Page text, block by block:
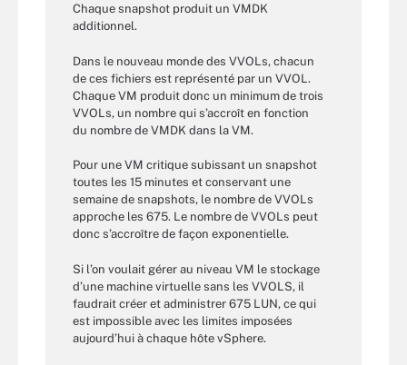
Chaque snapshot produit un VMDK
additionnel.
Dans le nouveau monde des VVOLs, chacun
de ces fichiers est représenté par un VVOL.
Chaque VM produit donc un minimum de trois
VVOLs, un nombre qui s’accroît en fonction
du nombre de VMDK dans la VM.
Pour une VM critique subissant un snapshot
toutes les 15 minutes et conservant une
semaine de snapshots, le nombre de VVOLs
approche les 675. Le nombre de VVOLs peut
donc s’accroître de façon exponentielle.
Si l’on voulait gérer au niveau VM le stockage
d’une machine virtuelle sans les VVOLS, il
faudrait créer et administrer 675 LUN, ce qui
est impossible avec les limites imposées
aujourd’hui à chaque hôte vSphere.